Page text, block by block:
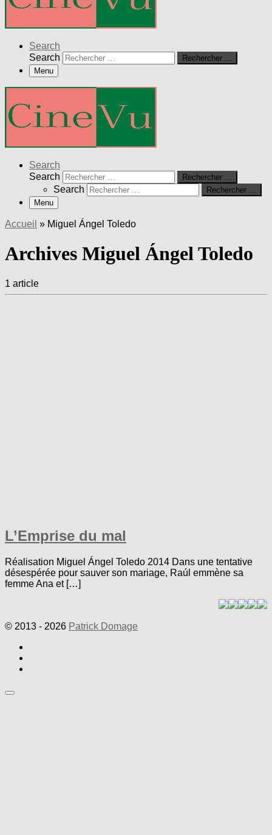
Search
Search
Rechercher …
Menu
Search
Search
Rechercher …
Search
Rechercher …
Menu
Accueil » Miguel Ángel Toledo
Archives Miguel Ángel Toledo
1 article
L’Emprise du mal
Réalisation Miguel Ángel Toledo 2014 Dans une tentative
désespérée pour sauver son mariage, Raúl emmène sa
femme Ana et […]
© 2013 - 2026 Patrick Domage